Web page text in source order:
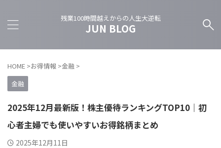
残業100時間越えからの人生大逆転
JUN BLOG
HOME >お得情報 >金融 >
金融
2025年12月最新版！株主優待ランキングTOP10｜初
心者主婦でも使いやすいお得銘柄まとめ
2025年12月11日